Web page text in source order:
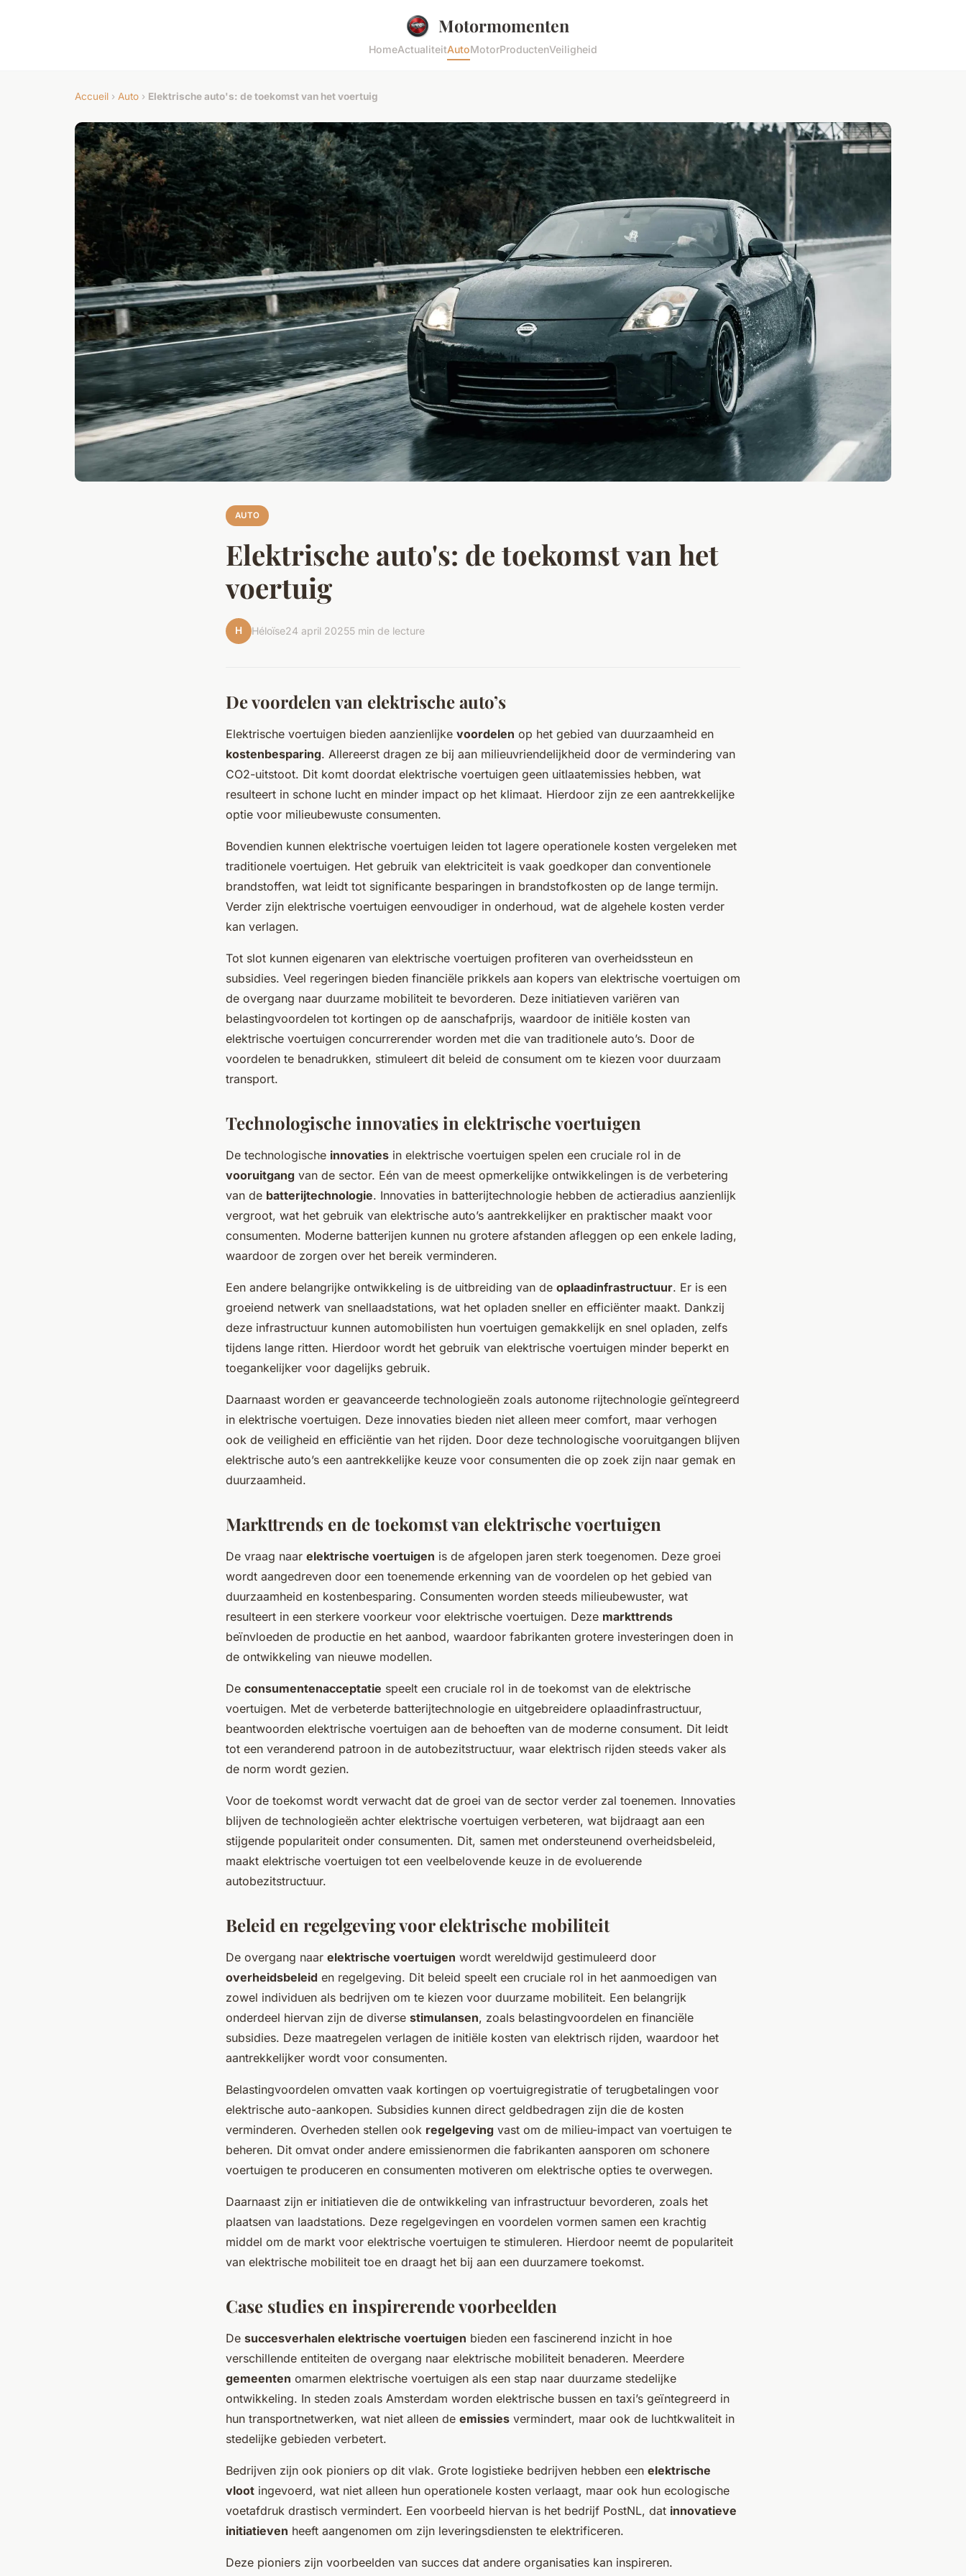
Motormomenten
HomeActualiteitAutoMotorProductenVeiligheid
Accueil › Auto › Elektrische auto's: de toekomst van het voertuig
AUTO
Elektrische auto's: de toekomst van het
voertuig
H Héloïse24 april 20255 min de lecture
De voordelen van elektrische auto’s
Elektrische voertuigen bieden aanzienlijke voordelen op het gebied van duurzaamheid en
kostenbesparing. Allereerst dragen ze bij aan milieuvriendelijkheid door de vermindering van
CO2-uitstoot. Dit komt doordat elektrische voertuigen geen uitlaatemissies hebben, wat
resulteert in schone lucht en minder impact op het klimaat. Hierdoor zijn ze een aantrekkelijke
optie voor milieubewuste consumenten.
Bovendien kunnen elektrische voertuigen leiden tot lagere operationele kosten vergeleken met
traditionele voertuigen. Het gebruik van elektriciteit is vaak goedkoper dan conventionele
brandstoffen, wat leidt tot significante besparingen in brandstofkosten op de lange termijn.
Verder zijn elektrische voertuigen eenvoudiger in onderhoud, wat de algehele kosten verder
kan verlagen.
Tot slot kunnen eigenaren van elektrische voertuigen profiteren van overheidssteun en
subsidies. Veel regeringen bieden financiële prikkels aan kopers van elektrische voertuigen om
de overgang naar duurzame mobiliteit te bevorderen. Deze initiatieven variëren van
belastingvoordelen tot kortingen op de aanschafprijs, waardoor de initiële kosten van
elektrische voertuigen concurrerender worden met die van traditionele auto’s. Door de
voordelen te benadrukken, stimuleert dit beleid de consument om te kiezen voor duurzaam
transport.
Technologische innovaties in elektrische voertuigen
De technologische innovaties in elektrische voertuigen spelen een cruciale rol in de
vooruitgang van de sector. Eén van de meest opmerkelijke ontwikkelingen is de verbetering
van de batterijtechnologie. Innovaties in batterijtechnologie hebben de actieradius aanzienlijk
vergroot, wat het gebruik van elektrische auto’s aantrekkelijker en praktischer maakt voor
consumenten. Moderne batterijen kunnen nu grotere afstanden afleggen op een enkele lading,
waardoor de zorgen over het bereik verminderen.
Een andere belangrijke ontwikkeling is de uitbreiding van de oplaadinfrastructuur. Er is een
groeiend netwerk van snellaadstations, wat het opladen sneller en efficiënter maakt. Dankzij
deze infrastructuur kunnen automobilisten hun voertuigen gemakkelijk en snel opladen, zelfs
tijdens lange ritten. Hierdoor wordt het gebruik van elektrische voertuigen minder beperkt en
toegankelijker voor dagelijks gebruik.
Daarnaast worden er geavanceerde technologieën zoals autonome rijtechnologie geïntegreerd
in elektrische voertuigen. Deze innovaties bieden niet alleen meer comfort, maar verhogen
ook de veiligheid en efficiëntie van het rijden. Door deze technologische vooruitgangen blijven
elektrische auto’s een aantrekkelijke keuze voor consumenten die op zoek zijn naar gemak en
duurzaamheid.
Markttrends en de toekomst van elektrische voertuigen
De vraag naar elektrische voertuigen is de afgelopen jaren sterk toegenomen. Deze groei
wordt aangedreven door een toenemende erkenning van de voordelen op het gebied van
duurzaamheid en kostenbesparing. Consumenten worden steeds milieubewuster, wat
resulteert in een sterkere voorkeur voor elektrische voertuigen. Deze markttrends
beïnvloeden de productie en het aanbod, waardoor fabrikanten grotere investeringen doen in
de ontwikkeling van nieuwe modellen.
De consumentenacceptatie speelt een cruciale rol in de toekomst van de elektrische
voertuigen. Met de verbeterde batterijtechnologie en uitgebreidere oplaadinfrastructuur,
beantwoorden elektrische voertuigen aan de behoeften van de moderne consument. Dit leidt
tot een veranderend patroon in de autobezitstructuur, waar elektrisch rijden steeds vaker als
de norm wordt gezien.
Voor de toekomst wordt verwacht dat de groei van de sector verder zal toenemen. Innovaties
blijven de technologieën achter elektrische voertuigen verbeteren, wat bijdraagt aan een
stijgende populariteit onder consumenten. Dit, samen met ondersteunend overheidsbeleid,
maakt elektrische voertuigen tot een veelbelovende keuze in de evoluerende
autobezitstructuur.
Beleid en regelgeving voor elektrische mobiliteit
De overgang naar elektrische voertuigen wordt wereldwijd gestimuleerd door
overheidsbeleid en regelgeving. Dit beleid speelt een cruciale rol in het aanmoedigen van
zowel individuen als bedrijven om te kiezen voor duurzame mobiliteit. Een belangrijk
onderdeel hiervan zijn de diverse stimulansen, zoals belastingvoordelen en financiële
subsidies. Deze maatregelen verlagen de initiële kosten van elektrisch rijden, waardoor het
aantrekkelijker wordt voor consumenten.
Belastingvoordelen omvatten vaak kortingen op voertuigregistratie of terugbetalingen voor
elektrische auto-aankopen. Subsidies kunnen direct geldbedragen zijn die de kosten
verminderen. Overheden stellen ook regelgeving vast om de milieu-impact van voertuigen te
beheren. Dit omvat onder andere emissienormen die fabrikanten aansporen om schonere
voertuigen te produceren en consumenten motiveren om elektrische opties te overwegen.
Daarnaast zijn er initiatieven die de ontwikkeling van infrastructuur bevorderen, zoals het
plaatsen van laadstations. Deze regelgevingen en voordelen vormen samen een krachtig
middel om de markt voor elektrische voertuigen te stimuleren. Hierdoor neemt de populariteit
van elektrische mobiliteit toe en draagt het bij aan een duurzamere toekomst.
Case studies en inspirerende voorbeelden
De succesverhalen elektrische voertuigen bieden een fascinerend inzicht in hoe
verschillende entiteiten de overgang naar elektrische mobiliteit benaderen. Meerdere
gemeenten omarmen elektrische voertuigen als een stap naar duurzame stedelijke
ontwikkeling. In steden zoals Amsterdam worden elektrische bussen en taxi’s geïntegreerd in
hun transportnetwerken, wat niet alleen de emissies vermindert, maar ook de luchtkwaliteit in
stedelijke gebieden verbetert.
Bedrijven zijn ook pioniers op dit vlak. Grote logistieke bedrijven hebben een elektrische
vloot ingevoerd, wat niet alleen hun operationele kosten verlaagt, maar ook hun ecologische
voetafdruk drastisch vermindert. Een voorbeeld hiervan is het bedrijf PostNL, dat innovatieve
initiatieven heeft aangenomen om zijn leveringsdiensten te elektrificeren.
Deze pioniers zijn voorbeelden van succes dat andere organisaties kan inspireren.